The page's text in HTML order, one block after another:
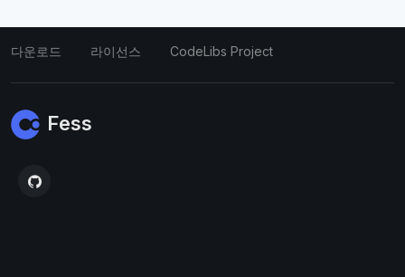
다운로드 라이선스 CodeLibs Project
Fess